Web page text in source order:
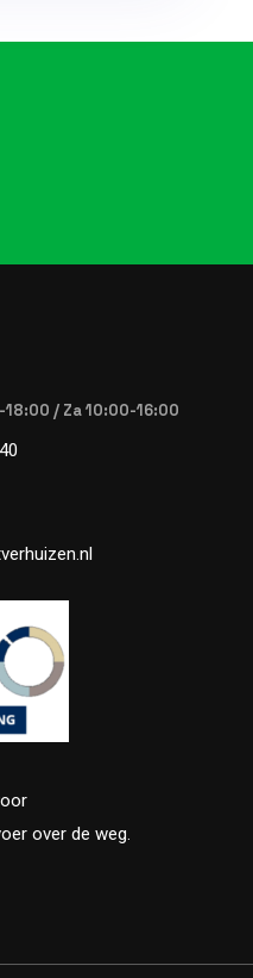
/ Za 10:00-16:00
over de weg.